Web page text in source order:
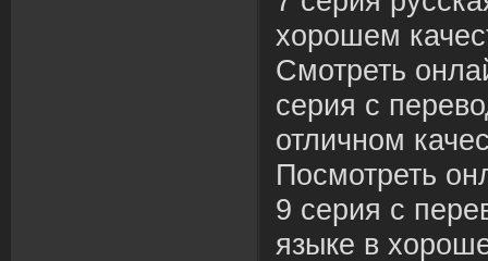
хорошем
Смотреть
серия с
отличном
Посмотреть
9 серия с
языке в